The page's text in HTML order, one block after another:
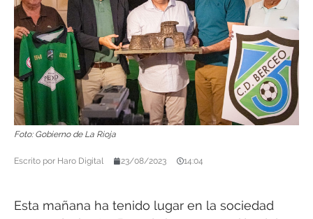
Foto: Gobierno de La Rioja
Escrito por Haro Digital 23/08/2023 14:04
Esta mañana ha tenido lugar en la sociedad